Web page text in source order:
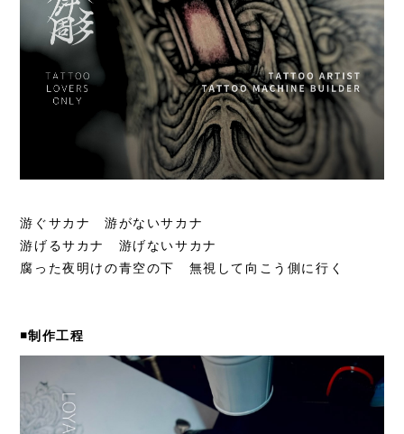
游ぐサカナ 游がないサカナ
游げるサカナ 游げないサカナ
腐った夜明けの青空の下 無視して向こう側に行く
◾️制作工程